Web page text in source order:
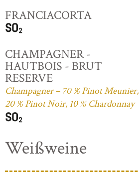
FRANCIACORTA
CHAMPAGNER -
HAUTBOIS - BRUT
RESERVE
Champagner – 70 % Pinot Meunier,
20 % Pinot Noir, 10 % Chardonnay
Weißweine